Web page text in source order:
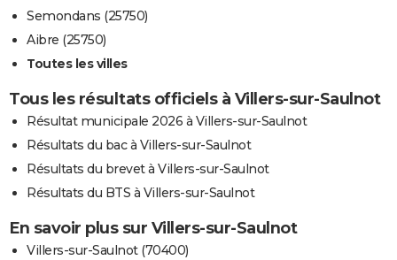
Semondans (25750)
Aibre (25750)
Toutes les villes
Tous les résultats officiels à Villers-sur-Saulnot
Résultat municipale 2026 à Villers-sur-Saulnot
Résultats du bac à Villers-sur-Saulnot
Résultats du brevet à Villers-sur-Saulnot
Résultats du BTS à Villers-sur-Saulnot
En savoir plus sur Villers-sur-Saulnot
Villers-sur-Saulnot (70400)